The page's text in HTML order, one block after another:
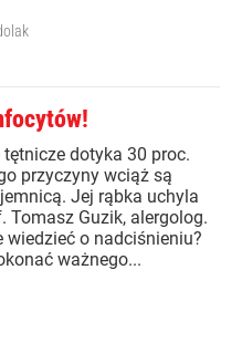
dotyka 30 proc.
przyczyny wciąż są
Jej rąbka uchyla
Tomasz Guzik, alergolog.
wiedzieć o nadciśnieniu?
ważnego...